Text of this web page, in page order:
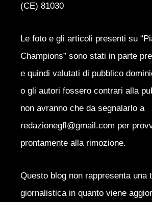
(CE) 81030
Le foto e gli articoli presenti su
Champions” sono stati in parte
e quindi valutati di pubblico
o gli autori fossero contrari alla
non avranno che da segnalarlo a
redazionegfl@gmail.com per
prontamente alla rimozione.
Questo blog non rappresenta una
giornalistica in quanto viene